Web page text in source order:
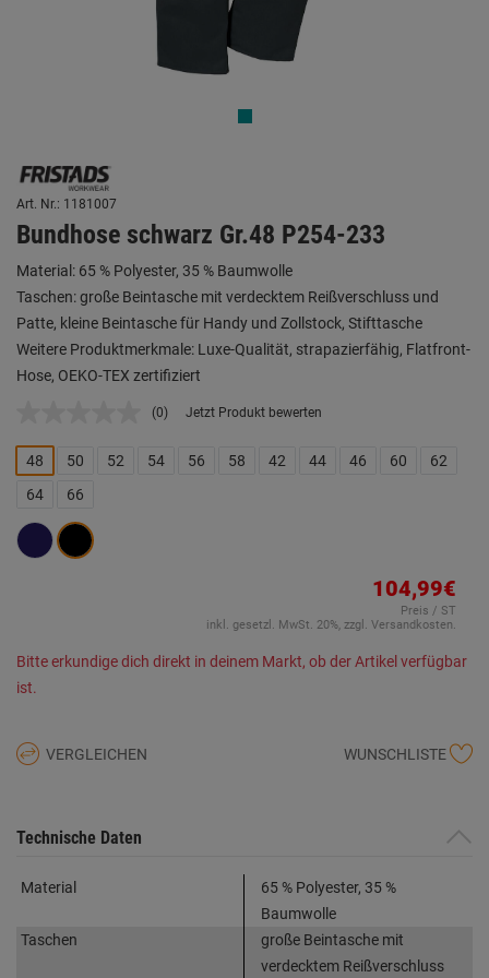
Art. Nr.: 1181007
Bundhose schwarz Gr.48 P254-233
Material: 65 % Polyester, 35 % Baumwolle
Taschen: große Beintasche mit verdecktem Reißverschluss und
Patte, kleine Beintasche für Handy und Zollstock, Stifttasche
Weitere Produktmerkmale: Luxe-Qualität, strapazierfähig, Flatfront-
Hose, OEKO-TEX zertifiziert
Kein
Link
auf
(0) Jetzt Produkt bewerten
48 50 52 54 56 58 42 44 46 60
62
64
66
104,99€
Preis / ST
inkl. gesetzl. MwSt. 20%, zzgl. Versandkosten.
Bitte erkundige dich direkt in deinem Markt, ob der Artikel verfügbar
ist.
VERGLEICHEN WUNSCHLISTE
Technische Daten
Material
65 % Polyester, 35 %
Baumwolle
Taschen
große Beintasche mit
verdecktem Reißverschluss